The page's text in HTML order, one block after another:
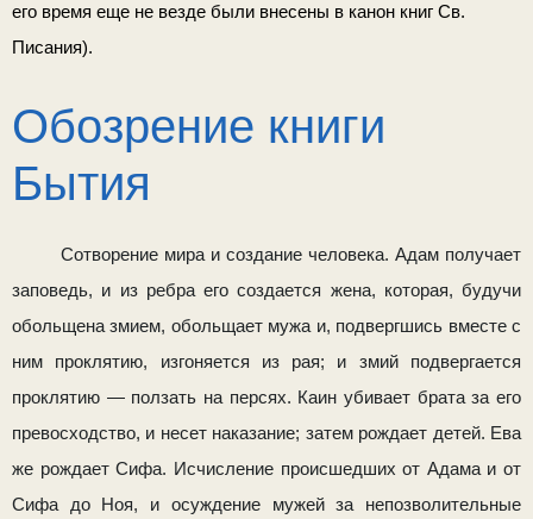
его время еще не везде были внесены в канон книг Св.
Писания).
Обозрение книги
Бытия
Сотворение мира и создание человека. Адам получает
за­поведь, и из ребра его создается жена, которая, будучи
оболь­щена змием, обольщает мужа и, подвергшись вместе с
ним проклятию, изгоняется из рая; и змий подвергается
проклятию — ползать на персях. Каин убивает брата за его
превосходство, и несет наказание; затем рождает детей. Ева
же рождает Сифа. Исчисление происшедших от Адама и от
Сифа до Ноя, и осуждение мужей за непозволительные